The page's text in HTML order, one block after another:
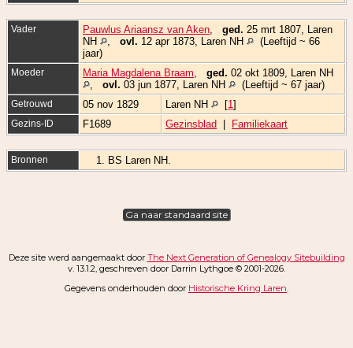
Vader Pauwlus Ariaansz van Aken ged. 25 mrt 1807, Laren
NH
ovl. 12 apr 1873, Laren NH
(Leeftijd ~ 66
jaar)
Moeder Maria Magdalena Braam ged. 02 okt 1809, Laren NH
ovl. 03 jun 1877, Laren NH (Leeftijd ~ 67 jaar)
Getrouwd 05 nov 1829 Laren NH [1 ]
Gezins-ID F1689 Gezinsblad Familiekaart
Bronnen BS Laren NH.
Ga naar standaard site
Deze site werd aangemaakt door The Next Generation of Genealogy Sitebuilding
v. 13.1.2, geschreven door Darrin Lythgoe © 2001-2026.
Gegevens onderhouden door Historische Kring Laren.